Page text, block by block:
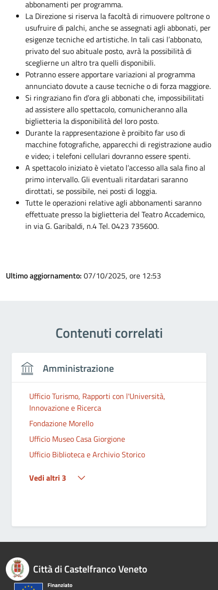
abbonamenti per programma.
La Direzione si riserva la facoltà di rimuovere poltrone o
usufruire di palchi, anche se assegnati agli abbonati, per
esigenze tecniche ed artistiche. In tali casi l’abbonato,
privato del suo abituale posto, avrà la possibilità di
sceglierne un altro tra quelli disponibili.
Potranno essere apportare variazioni al programma
annunciato dovute a cause tecniche o di forza maggiore.
Si ringraziano fin d’ora gli abbonati che, impossibilitati
ad assistere allo spettacolo, comunicheranno alla
biglietteria la disponibilità del loro posto.
Durante la rappresentazione è proibito far uso di
macchine fotografiche, apparecchi di registrazione audio
e video; i telefoni cellulari dovranno essere spenti.
A spettacolo iniziato è vietato l’accesso alla sala fino al
primo intervallo. Gli eventuali ritardatari saranno
dirottati, se possibile, nei posti di loggia.
Tutte le operazioni relative agli abbonamenti saranno
effettuate presso la biglietteria del Teatro Accademico,
in via G. Garibaldi, n.4 Tel. 0423 735600.
Ultimo aggiornamento: 07/10/2025, ore 12:53
Contenuti correlati
Amministrazione
Ufficio Turismo, Rapporti con l'Università,
Innovazione e Ricerca
Fondazione Morello
Ufficio Museo Casa Giorgione
Ufficio Biblioteca e Archivio Storico
Vedi altri 3
Città di Castelfranco Veneto